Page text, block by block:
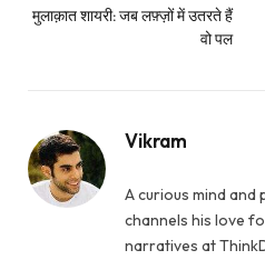
मुलाक़ात शायरी: जब लफ़्ज़ों में उतरते हैं
वो पल
Vikram
A curious mind
channels his love
narratives at